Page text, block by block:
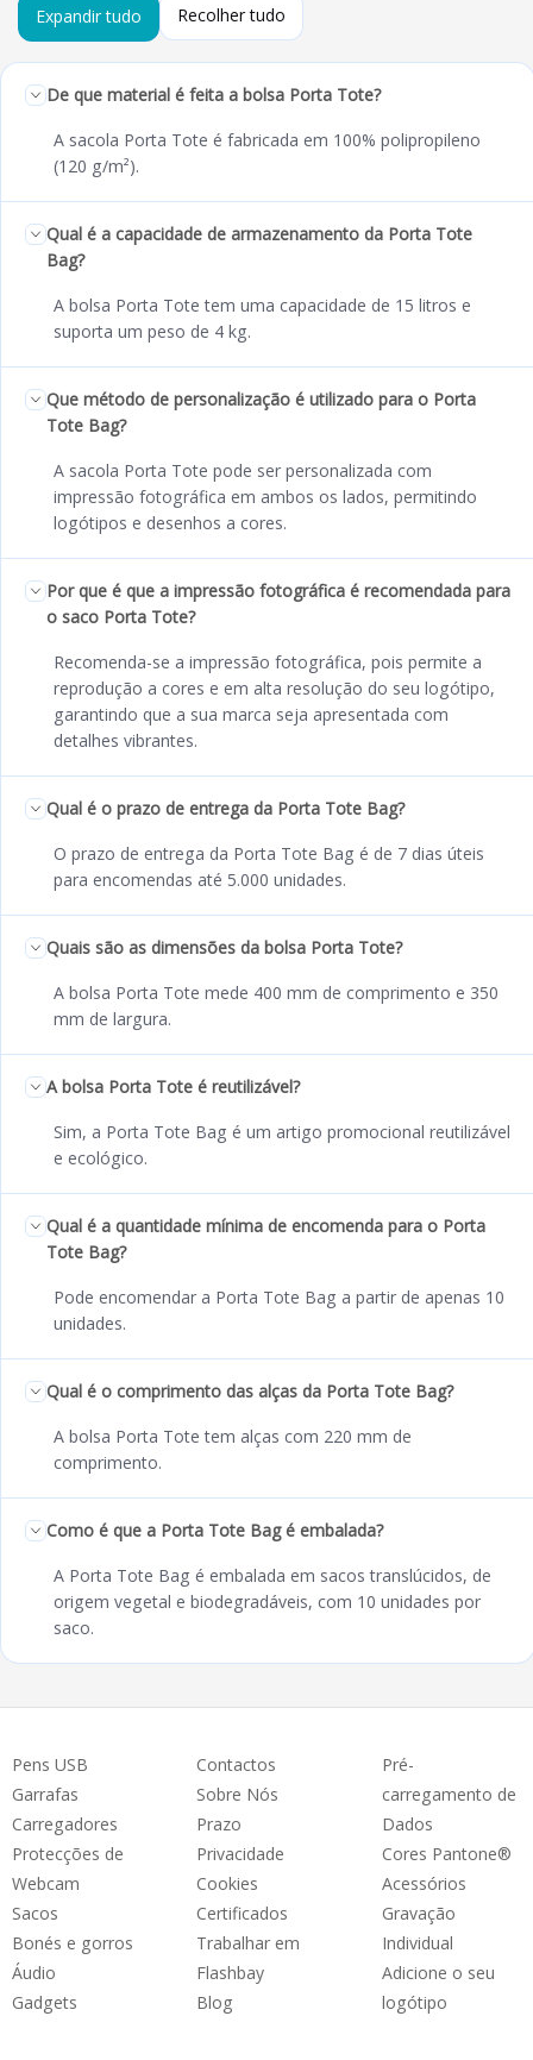
Expandir tudo Recolher tudo
De que material é feita a bolsa Porta Tote?
A sacola Porta Tote é fabricada em 100% polipropileno
(120 g/m²).
Qual é a capacidade de armazenamento da Porta Tote
Bag?
A bolsa Porta Tote tem uma capacidade de 15 litros e
suporta um peso de 4 kg.
Que método de personalização é utilizado para o Porta
Tote Bag?
A sacola Porta Tote pode ser personalizada com
impressão fotográfica em ambos os lados, permitindo
logótipos e desenhos a cores.
Por que é que a impressão fotográfica é recomendada para
o saco Porta Tote?
Recomenda-se a impressão fotográfica, pois permite a
reprodução a cores e em alta resolução do seu logótipo,
garantindo que a sua marca seja apresentada com
detalhes vibrantes.
Qual é o prazo de entrega da Porta Tote Bag?
O prazo de entrega da Porta Tote Bag é de 7 dias úteis
para encomendas até 5.000 unidades.
Quais são as dimensões da bolsa Porta Tote?
A bolsa Porta Tote mede 400 mm de comprimento e 350
mm de largura.
A bolsa Porta Tote é reutilizável?
Sim, a Porta Tote Bag é um artigo promocional reutilizável
e ecológico.
Qual é a quantidade mínima de encomenda para o Porta
Tote Bag?
Pode encomendar a Porta Tote Bag a partir de apenas 10
unidades.
Qual é o comprimento das alças da Porta Tote Bag?
A bolsa Porta Tote tem alças com 220 mm de
comprimento.
Como é que a Porta Tote Bag é embalada?
A Porta Tote Bag é embalada em sacos translúcidos, de
origem vegetal e biodegradáveis, com 10 unidades por
saco.
Pens USB
Garrafas
Carregadores
Protecções de
Webcam
Sacos
Bonés e gorros
Áudio
Gadgets
Contactos
Sobre Nós
Prazo
Privacidade
Cookies
Certificados
Trabalhar em
Flashbay
Blog
Pré-
carregamento de
Dados
Cores Pantone®
Acessórios
Gravação
Individual
Adicione o seu
logótipo